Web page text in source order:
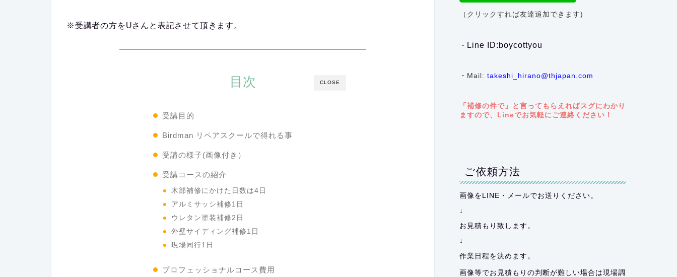
※受講者の方をUさんと表記させて頂きます。
CLOSE
目次
受講目的
Birdman リペアスクールで得れる事
受講の様子(画像付き）
受講コースの紹介
木部補修にかけた日数は4日
アルミサッシ補修1日
ウレタン塗装補修2日
外壁サイディング補修1日
現場同行1日
プロフェッショナルコース費用
（クリックすれば友達追加できます)
・ Line ID:boycottyou
・ Mail: takeshi_hirano@thjapan.com
「補修の件で」と言ってもらえればスグにわかり
ますので、Lineでお気軽にご連絡ください！
ご依頼方法
画像をLINE・メールでお送りください。
↓
お見積もり致します。
↓
作業日程を決めます。
画像等でお見積もりの判断が難しい場合は現場調